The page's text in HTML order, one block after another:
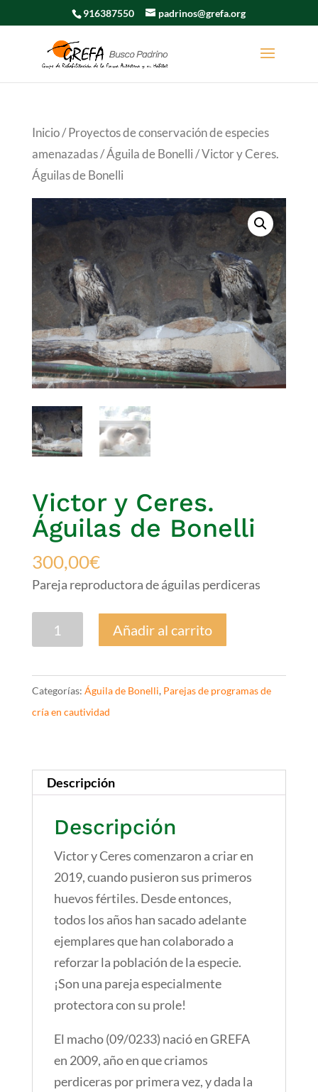
916387550 padrinos@grefa.org
Inicio/ Proyectos de conservación de especies
amenazadas/Águila de Bonelli / Victor y Ceres.
Águilas de Bonelli
Victor y Ceres.
Águilas de Bonelli
300,00€
Pareja reproductora de águilas perdiceras
Victor
y
Águilas
de
Añadir al carrito
Categorías: Águila de Bonelli, Parejas de programas de
cría en cautividad
Descripción
Descripción
Victor y Ceres comenzaron a criar en
2019, cuando pusieron sus primeros
huevos fértiles. Desde entonces,
todos los años han sacado adelante
ejemplares que han colaborado a
reforzar la población de la especie.
¡Son una pareja especialmente
protectora con su prole!
El macho (09/0233) nació en GREFA
en 2009, año en que criamos
perdiceras por primera vez, y dada la